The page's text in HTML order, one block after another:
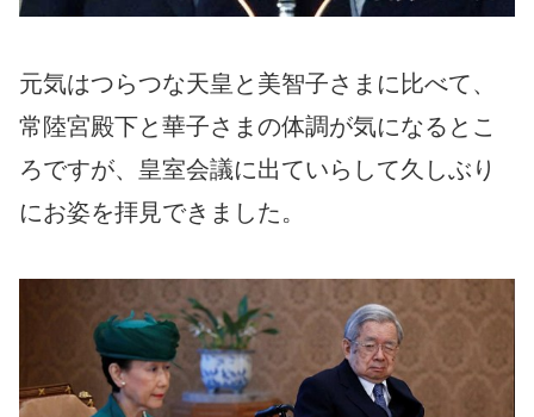
元気はつらつな天皇と美智子さまに比べて、
常陸宮殿下と華子さまの体調が気になるとこ
ろですが、皇室会議に出ていらして久しぶり
にお姿を拝見できました。